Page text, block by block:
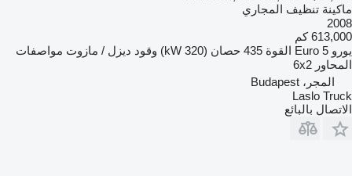
ماكينة تنظيف المجاري
2008
613,000 كم
يورو Euro 5 القوة 435 حصان (320 kW) وقود ديزل / مازوت مواصفات
المحاور 6x2
المجر، Budapest
Laslo Truck
الاتصال بالبائع